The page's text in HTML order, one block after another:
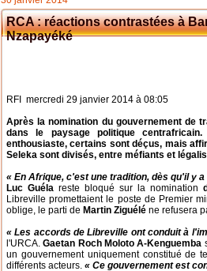
RCA : réactions contrastées à
Nzapayéké
RFI mercredi 29 janvier 2014 à 08:05
Après la nomination du gouvernement de
dans le paysage politique
enthousiaste, certains sont déçus, mais
Seleka sont divisés, entre méfiants et
« En Afrique, c'est une tradition, dès qu'il y
Luc Guéla reste bloqué sur la nomination
Libreville promettaient le poste de Premier
oblige, le parti de Martin Ziguélé ne refusera
« Les accords de Libreville ont conduit à
l'URCA.Gaetan Roch Moloto A-Kenguemba
un gouvernement uniquement constitué de
différents acteurs. « Ce gouvernement est